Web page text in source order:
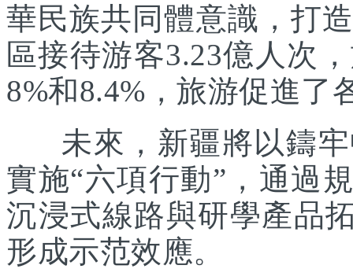
華民族共同體意識，打
區接待游客3.23億人次
8%和8.4%，旅游促進了
未來，新疆將以鑄牢
實施“六項行動”，通過
沉浸式線路與研學產品
形成示范效應。